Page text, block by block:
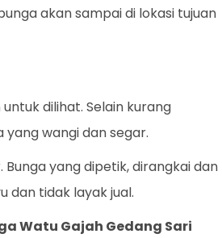
akan sampai di lokasi tujuan
dilihat. Selain kurang
wangi dan segar.
yang dipetik, dirangkai dan
dan tidak layak jual.
Watu Gajah Gedang Sari